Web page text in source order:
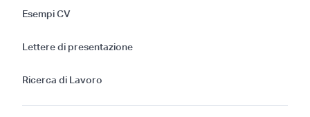
Esempi CV
Lettere di presentazione
Ricerca di Lavoro
di un CV Efficace
per un Analista
Programmatore